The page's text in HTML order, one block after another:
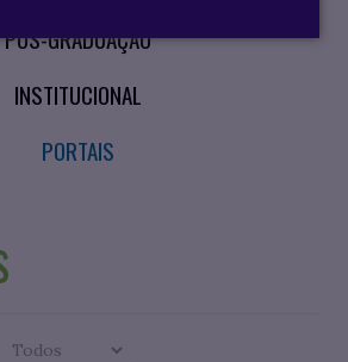
PÓS-GRADUAÇÃO
INSTITUCIONAL
PORTAIS